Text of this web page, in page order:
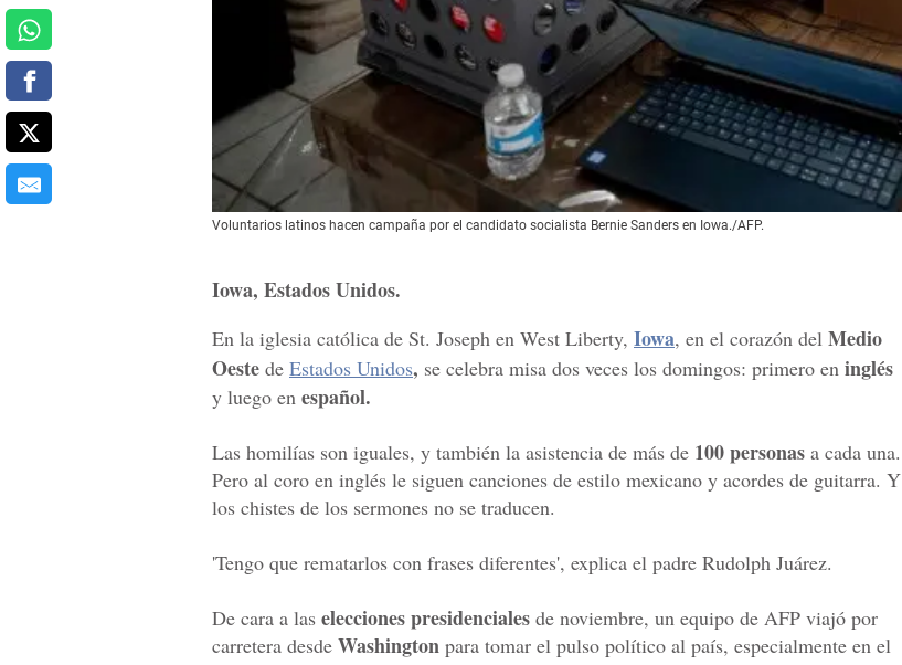
Voluntarios latinos hacen campaña por el candidato socialista Bernie Sanders en Iowa./AFP.
Iowa, Estados Unidos.
En la iglesia católica de St. Joseph en West Liberty, Iowa, en el corazón del Medio
Oeste de Estados Unidos, se celebra misa dos veces los domingos: primero en inglés
y luego en español.
Las homilías son iguales, y también la asistencia de más de 100 personas a cada una.
Pero al coro en inglés le siguen canciones de estilo mexicano y acordes de guitarra. Y
los chistes de los sermones no se traducen.
'Tengo que rematarlos con frases diferentes', explica el padre Rudolph Juárez.
De cara a las elecciones presidenciales de noviembre, un equipo de AFP viajó por
carretera desde Washington para tomar el pulso político al país, especialmente en el